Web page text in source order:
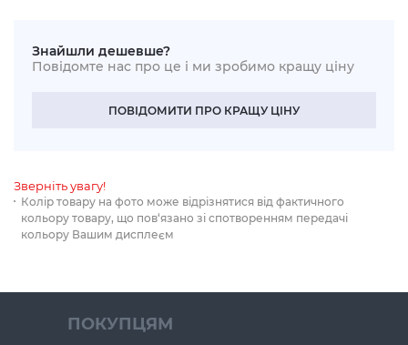
Знайшли дешевше?
Повідомте нас про це і ми зробимо кращу ціну
ПОВІДОМИТИ ПРО КРАЩУ ЦІНУ
Зверніть увагу!
Колір товару на фото може відрізнятися від фактичного
кольору товару, що пов‘язано зі спотворенням передачі
кольору Вашим дисплеєм
ПОКУПЦЯМ